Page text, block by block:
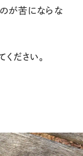
が苦にならな
ださい。